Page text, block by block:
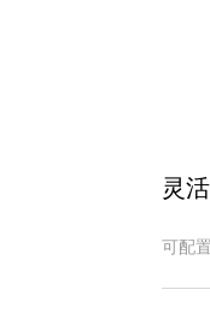
灵
可配